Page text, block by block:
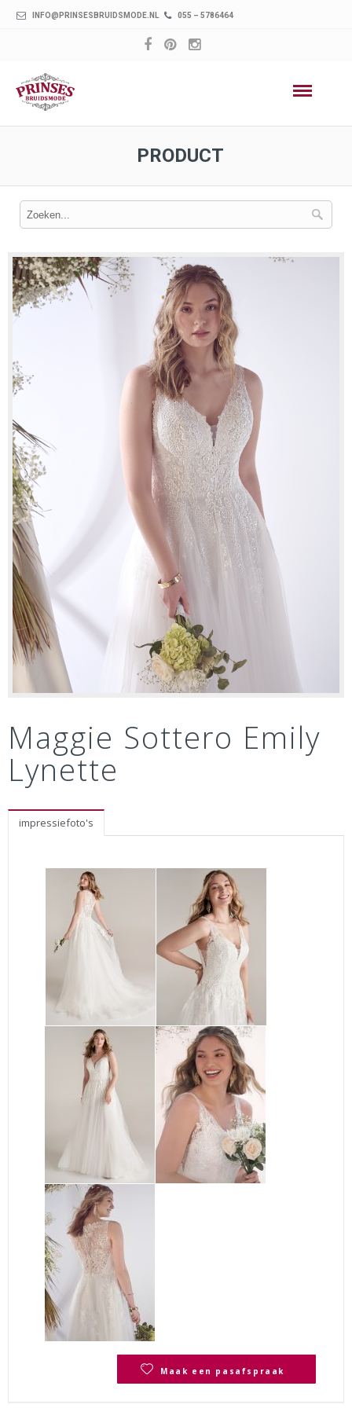
INFO@PRINSESBRUIDSMODE.NL 055 – 5786464
PRODUCT
Maggie Sottero Emily
Lynette
impressiefoto's
Maak een pasafspraak